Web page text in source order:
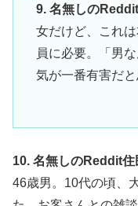
9. 名無しの
女だけど、これ
員に必要。「男
気が一番有害だと
10. 名無しのReddit住
46歳男。10代の頃、